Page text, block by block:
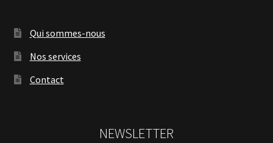
Qui sommes-nous
Nos services
Contact
NEWSLETTER